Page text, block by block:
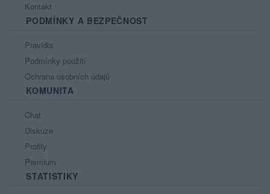
Kontakt
PODMÍNKY A BEZPEČNOST
Pravidla
Podmínky použití
Ochrana osobních údajů
KOMUNITA
Chat
Diskuze
Profily
Premium
STATISTIKY